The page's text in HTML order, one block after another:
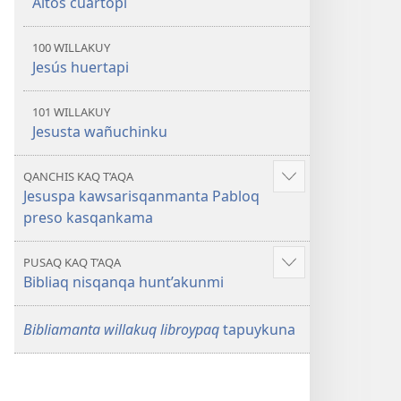
100 WILLAKUY
Jesús huertapi
101 WILLAKUY
Jesusta wañuchinku
QANCHIS KAQ T’AQA
Jesuspa kawsarisqanmanta Pabloq
preso kasqankama
Mostrar
PUSAQ KAQ T’AQA
Bibliaq nisqanqa hunt’akunmi
Mostrar
Bibliamanta willakuq libroypaqtapuykuna